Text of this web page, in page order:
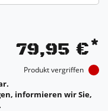
79,95 €*
Produkt vergriffen
informieren wir Sie,